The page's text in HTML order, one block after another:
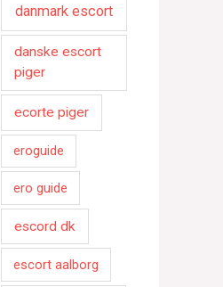
danmark escort
danske escort
piger
ecorte piger
eroguide
ero guide
escord dk
escort aalborg